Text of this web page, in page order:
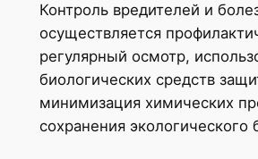
Контроль вредителей и
осуществляется
регулярный осмотр,
биологических средств
минимизация химических
сохранения экологического